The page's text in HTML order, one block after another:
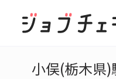
小俣(栃木県